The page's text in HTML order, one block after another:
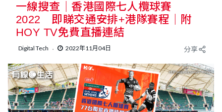
按輸入鍵開始搜尋
一線搜查｜香港國際七人欖球賽
2022 即睇交通安排+港隊賽程｜附
HOY TV免費直播連結
Digital Tech 2022年11月04日 分享